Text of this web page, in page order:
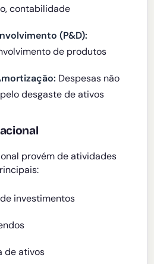
contabilidade
(P&D):
de produtos
Despesas não
desgaste de ativos
provém de atividades
investimentos
de ativos